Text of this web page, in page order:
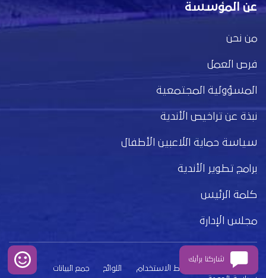
عن المؤسسة
من نحن
فرص العمل
المسؤولية المجتمعية
نبذة عن تراخيص الأندية
سياسة حماية اللاعبين الأطفال
برامج تطوير الأندية
كلمة الرئيس
مجلس الإدارة
بيان الخصوصية شروط الاستخدام اللوائح
جمع البيانات
شاركنا برأيك